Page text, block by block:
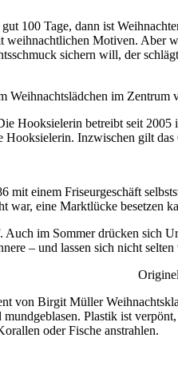
100 Tage, dann ist
weihnachtlichen Motiven. Aber
sichern will, der
Weihnachtslädchen im
Hooksielerin betreibt seit 2005
Hooksielerin. Inzwischen gilt
mit einem Friseurgeschäft
war, eine Marktlücke besetzen
im Sommer drücken sich
– und lassen sich nicht
von Birgit Müller
Plastik ist
oder Fische anstrahlen.